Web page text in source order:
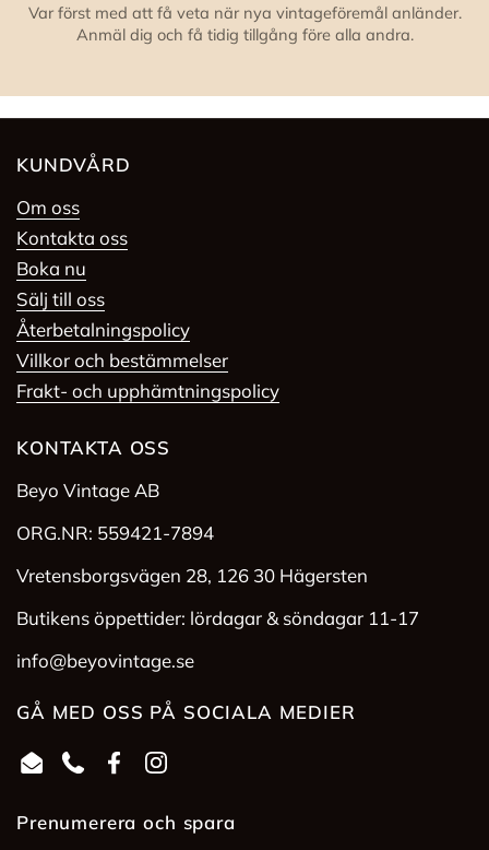
Var först med att få veta när nya vintageföremål anländer.
Anmäl dig och få tidig tillgång före alla andra.
KUNDVÅRD
Om oss
Kontakta oss
Boka nu
Sälj till oss
Återbetalningspolicy
Villkor och bestämmelser
Frakt- och upphämtningspolicy
KONTAKTA OSS
Beyo Vintage AB
ORG.NR: 559421-7894
Vretensborgsvägen 28, 126 30 Hägersten
Butikens öppettider: lördagar & söndagar 11-17
info@beyovintage.se
GÅ MED OSS PÅ SOCIALA MEDIER
EmailPhoneFacebookInstagram
Prenumerera och spara